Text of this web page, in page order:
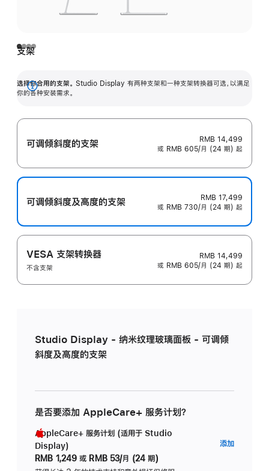
支架
选择你合用的支架。 Studio Display 有两种支架和一种支架转换器可选，以满足
你的各种安装需求。
展
可调倾斜度的支架
RMB 14,499
或 RMB 605/月 (24 期) 起
可调倾斜度及高‍度的支‍架
RMB 17,499
或 RMB 730/月 (24 期) 起
VESA 支架转换器
不含支架
RMB 14,499
或 RMB 605/月 (24 期) 起
Studio Display - 纳米纹理玻璃面板 - 可调倾
斜度及高度的支架
是否要添加 AppleCare+ 服务计划？
AppleCare+ 服务计划 (适用于 Studio
Display)
RMB 1,249 或 RMB 53/月 (24 期)
添加